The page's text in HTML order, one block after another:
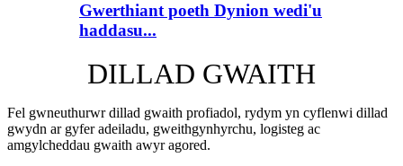
Gwerthiant poeth Dynion wedi'u
haddasu...
DILLAD GWAITH
Fel gwneuthurwr dillad gwaith profiadol, rydym yn cyflenwi dillad
gwydn ar gyfer adeiladu, gweithgynhyrchu, logisteg ac
amgylcheddau gwaith awyr agored.